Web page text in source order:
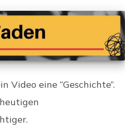
Video eine “Geschichte”.